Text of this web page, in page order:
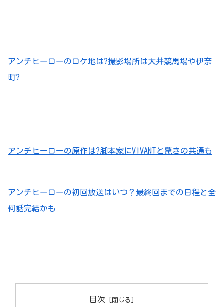
アンチヒーローのロケ地は?撮影場所は大井競馬場や伊奈
町?
アンチヒーローの原作は?脚本家にVIVANTと驚きの共通も
アンチヒーローの初回放送はいつ？最終回までの日程と全
何話完結かも
目次